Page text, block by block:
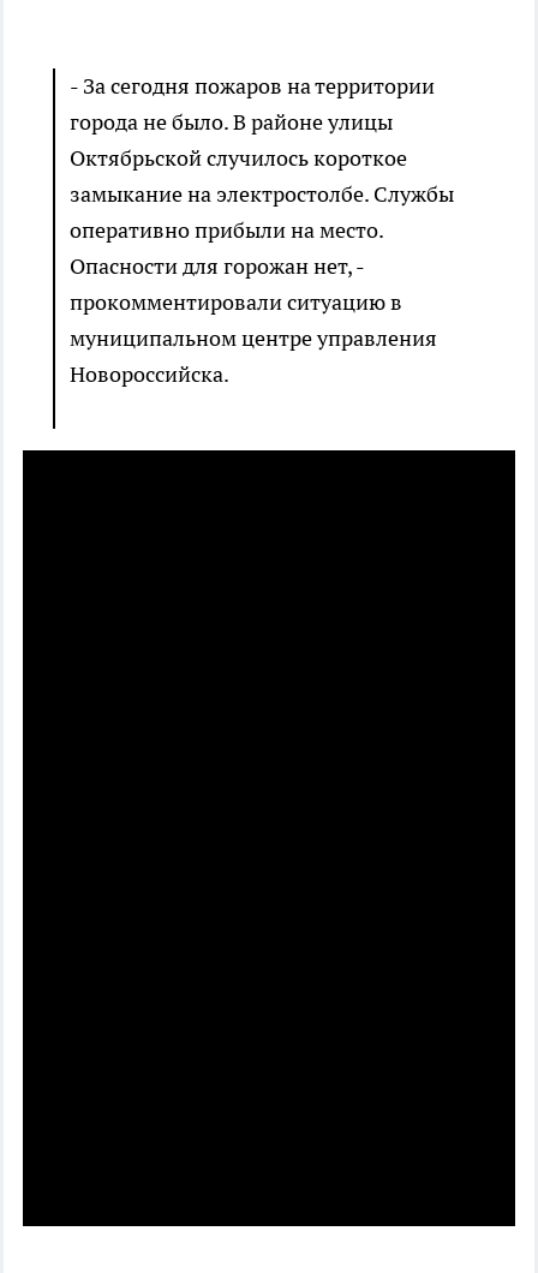
- За сегодня пожаров на территории
города не было. В районе улицы
Октябрьской случилось короткое
замыкание на электростолбе. Службы
оперативно прибыли на место.
Опасности для горожан нет, -
прокомментировали ситуацию в
муниципальном центре управления
Новороссийска.